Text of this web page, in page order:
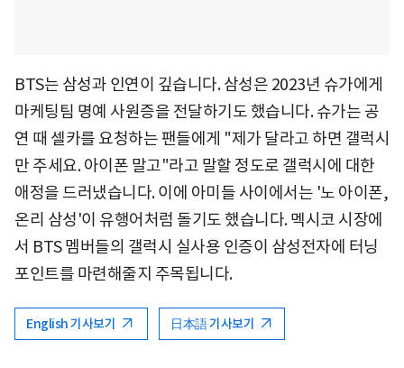
BTS는 삼성과 인연이 깊습니다. 삼성은 2023년 슈가에게
마케팅팀 명예 사원증을 전달하기도 했습니다. 슈가는 공
연 때 셀카를 요청하는 팬들에게 "제가 달라고 하면 갤럭시
만 주세요. 아이폰 말고"라고 말할 정도로 갤럭시에 대한
애정을 드러냈습니다. 이에 아미들 사이에서는 '노 아이폰,
온리 삼성'이 유행어처럼 돌기도 했습니다. 멕시코 시장에
서 BTS 멤버들의 갤럭시 실사용 인증이 삼성전자에 터닝
포인트를 마련해줄지 주목됩니다.
English 기사보기 日本語 기사보기